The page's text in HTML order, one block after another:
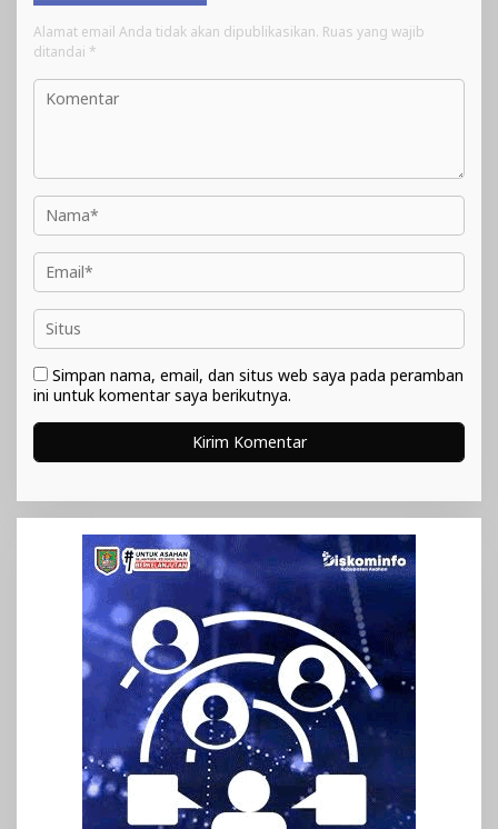
Alamat email Anda tidak akan dipublikasikan. Ruas yang wajib
ditandai *
Simpan nama, email, dan situs web saya pada peramban
ini untuk komentar saya berikutnya.